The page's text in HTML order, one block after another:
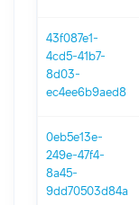
43f087e1-
4cd5-41b7-
8d03-
ec4ee6b9aed8
0eb5e13e-
249e-47f4-
8a45-
9dd70503d84a